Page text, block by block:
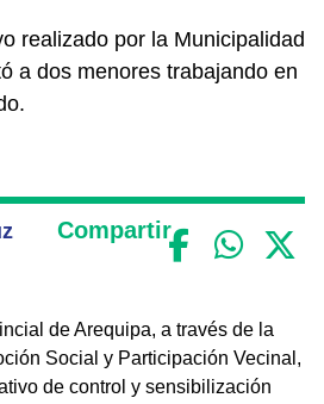
realizado por la Municipalidad
a dos menores trabajando en
Compartir
de Arequipa, a través de la
Social y Participación Vecinal,
de control y sensibilización